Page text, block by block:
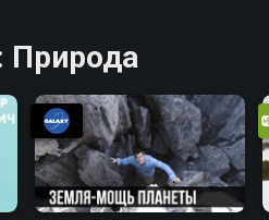
Природа